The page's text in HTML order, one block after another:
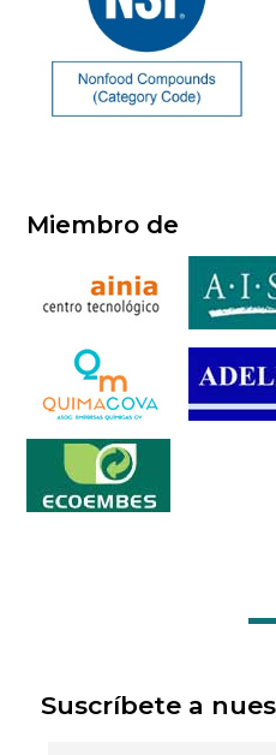
Miembro de
Suscríbete a